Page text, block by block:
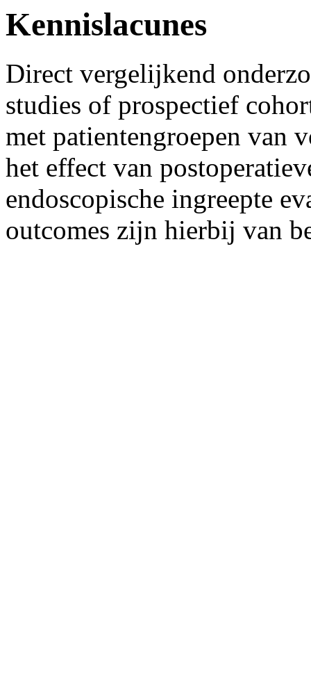
Kennislacunes
Direct vergelijkend
studies of prospectief
met patientengroepen van
het effect van
endoscopische ingreepte
outcomes zijn hierbij van